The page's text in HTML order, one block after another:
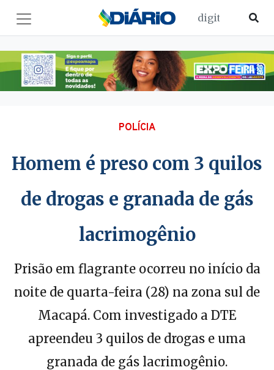
POLÍCIA
Homem é preso com 3 quilos
de drogas e granada de gás
lacrimogênio
Prisão em flagrante ocorreu no início da
noite de quarta-feira (28) na zona sul de
Macapá. Com investigado a DTE
apreendeu 3 quilos de drogas e uma
granada de gás lacrimogênio.